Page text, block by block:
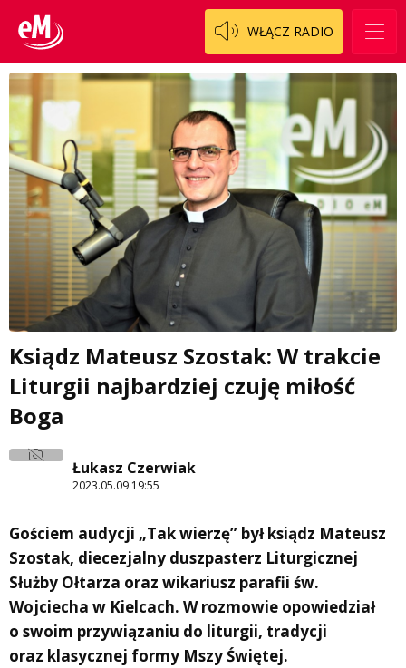
WŁĄCZ RADIO
Ksiądz Mateusz Szostak: W trakcie
Liturgii najbardziej czuję miłość
Boga
Łukasz Czerwiak
2023.05.09 19:55
Gościem audycji „Tak wierzę” był ksiądz Mateusz
Szostak, diecezjalny duszpasterz Liturgicznej
Służby Ołtarza oraz wikariusz parafii św.
Wojciecha w Kielcach. W rozmowie opowiedział
o swoim przywiązaniu do liturgii, tradycji
oraz klasycznej formy Mszy Świętej.